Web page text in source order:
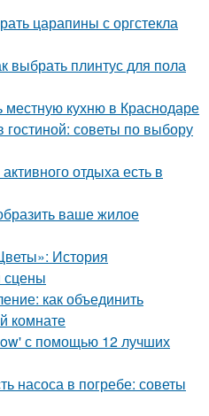
царапины с оргстекла
выбрать плинтус для пола
кухню в Краснодаре
гостиной: советы по выбору
отдыха есть в
ваше жилое
История
сцены
как объединить
комнате
с помощью 12 лучших
насоса в погребе: советы